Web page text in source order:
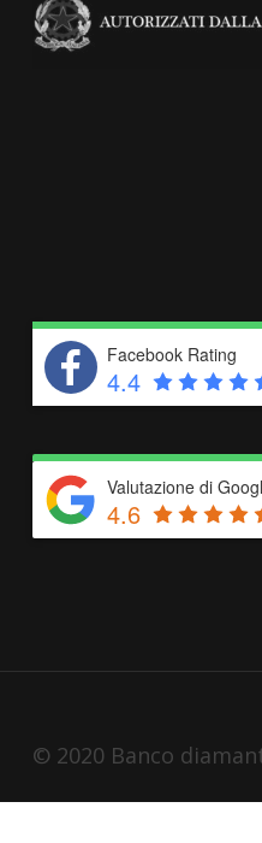
Facebook Rating
4.4
Valutazione di
4.6
© 2020 Banco